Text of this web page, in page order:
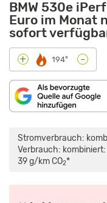
BMW 530e
Euro im Monat
sofort
+ 194° -
Stromverbrauch:
Verbrauch: kombiniert:
39 g/km CO2*
BMW
530E
IPERFORMANCE
DW
YOUTUBE